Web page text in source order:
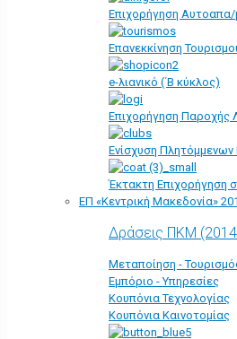
Επιχορήγηση
Επανεκκίνηση
e-λιανικό (΄Β κύκλος)
Επιχορήγηση Παροχής
Ενίσχυση
Έκτακτη Επιχορήγηση
ΕΠ «Kεντρική Μακεδονία»
Δράσεις ΠΚΜ
Μεταποίηση -
Εμπόριο - Υπηρεσίες
Κουπόνια Τεχνολογίας
Κουπόνια Καινοτομίας